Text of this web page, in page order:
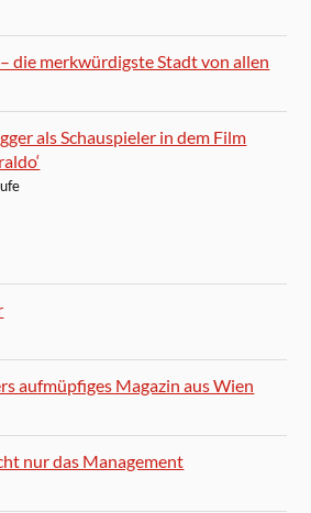
die merkwürdigste Stadt von allen
als Schauspieler in dem Film
aufmüpfiges Magazin aus Wien
nur das Management